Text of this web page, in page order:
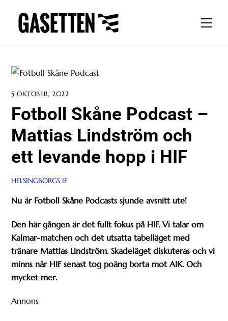
content
5 OKTOBER, 2022
Fotboll Skåne Podcast –
Mattias Lindström och
ett levande hopp i HIF
HELSINGBORGS IF
Nu är Fotboll Skåne Podcasts sjunde avsnitt ute!
Den här gången är det fullt fokus på HIF. Vi talar om
Kalmar-matchen och det utsatta tabelläget med
tränare Mattias Lindström. Skadeläget diskuteras och vi
minns när HIF senast tog poäng borta mot AIK. Och
mycket mer.
Annons